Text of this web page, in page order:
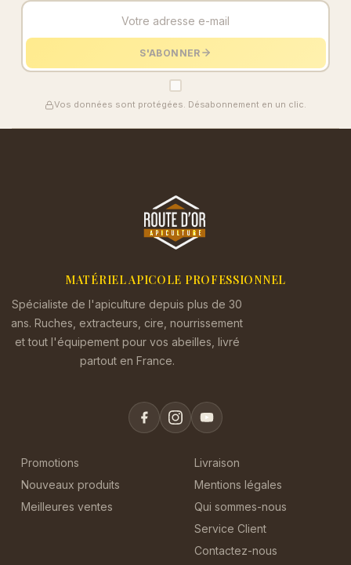
S'ABONNER
Vos données sont protégées. Désabonnement en un clic.
MATÉRIEL APICOLE PROFESSIONNEL
Spécialiste de l'apiculture depuis plus de 30
ans. Ruches, extracteurs, cire, nourrissement
et tout l'équipement pour vos abeilles, livré
partout en France.
Promotions
Nouveaux produits
Meilleures ventes
Livraison
Mentions légales
Qui sommes-nous
Service Client
Contactez-nous